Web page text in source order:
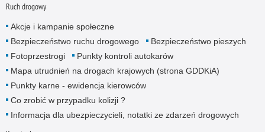
Ruch drogowy
Akcje i kampanie społeczne
Bezpieczeństwo ruchu drogowego
Bezpieczeństwo pieszych
Fotoprzestrogi
Punkty kontroli autokarów
Mapa utrudnień na drogach krajowych (strona GDDKiA)
Punkty karne - ewidencja kierowców
Co zrobić w przypadku kolizji ?
Informacja dla ubezpieczycieli, notatki ze zdarzeń drogowych